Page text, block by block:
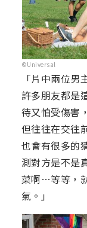
©Universal
「片中兩位
許多朋友都是
待又怕受傷害
但往往在交往
也會有很多的
測對方是不是
菜啊…等等，
氣。」